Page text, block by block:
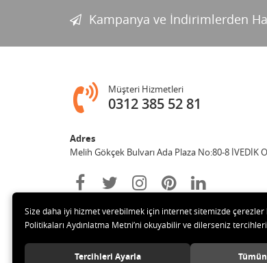
Kampanya ve İndirimlerden
Müşteri Hizmetleri
0312 385 52 81
Adres
Melih Gökçek Bulvarı Ada Plaza No:80-8 İVEDİK
Size daha iyi hizmet verebilmek için internet sitemizde çerezler
Politikaları Aydınlatma Metni’ni okuyabilir ve dilerseniz
Tercihleri Ayarla